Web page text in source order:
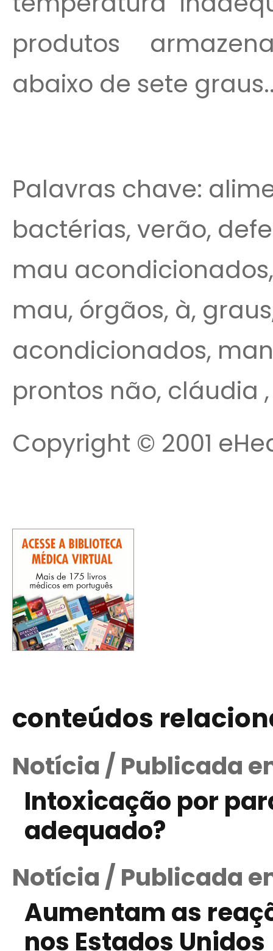
produtos
abaixo de sete
Palavras chave:
bactérias, verão,
mau
mau, órgãos, à,
acondicionados,
prontos não, cláudia ,
Copyright © 2001
conteúdos
Notícia / Publicada
Intoxicação por
adequado?
Notícia / Publicada
Aumentam as
nos Estados Unidos